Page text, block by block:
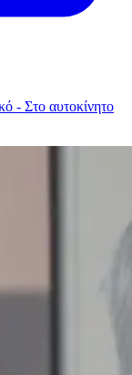
- Στο αυτοκίνητο